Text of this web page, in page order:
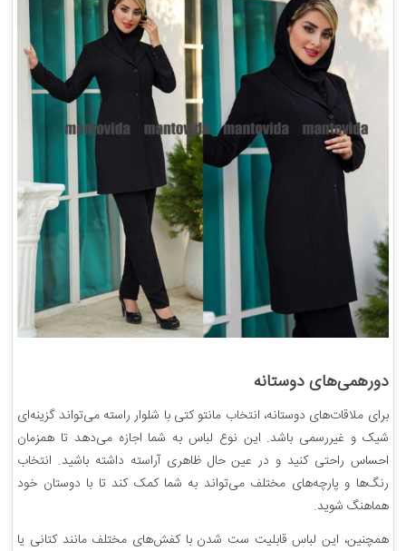
دورهمی‌های دوستانه
برای ملاقات‌های دوستانه، انتخاب مانتو کتی با شلوار راسته می‌تواند گزینه‌ای
شیک و غیررسمی باشد. این نوع لباس به شما اجازه می‌دهد تا همزمان
احساس راحتی کنید و در عین حال ظاهری آراسته داشته باشید. انتخاب
رنگ‌ها و پارچه‌های مختلف می‌تواند به شما کمک کند تا با دوستان خود
هماهنگ شوید.
همچنین، این لباس قابلیت ست شدن با کفش‌های مختلف مانند کتانی یا